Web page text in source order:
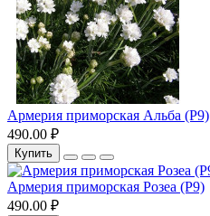
Армерия приморская Альба (Р9)
490.00 ₽
Купить
Армерия приморская Розеа (Р9)
490.00 ₽